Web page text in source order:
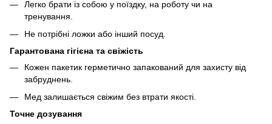
Легко брати із собою у поїздку, на роботу чи на
тренування.
Не потрібні ложки або інший посуд.
Гарантована гігієна та свіжість
Кожен пакетик герметично запакований для захисту від
забруднень.
Мед залишається свіжим без втрати якості.
Точне дозування